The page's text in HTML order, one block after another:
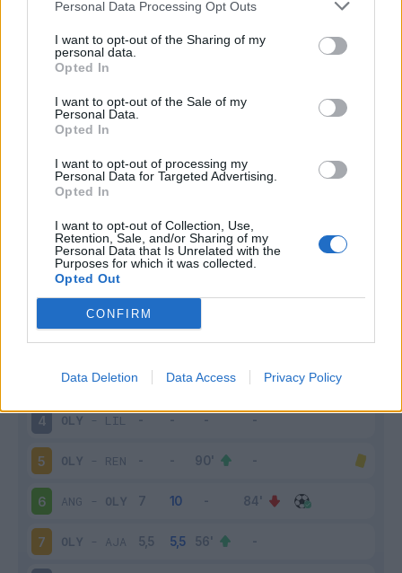
Personal Data Processing Opt Outs
I want to opt-out of the Sharing of my
personal data.
Opted In
I want to opt-out of the Sale of my
Personal Data.
Opted In
I want to opt-out of processing my
Personal Data for Targeted Advertising.
Opted In
I want to opt-out of Collection, Use,
Retention, Sale, and/or Sharing of my
Personal Data that Is Unrelated with the
Purposes for which it was collected.
Opted Out
CONFIRM
Data Deletion Data Access Privacy Policy
23 - 79
Scarica riepilogo
stagionale
Giornata Voto FV Entrato Uscito
1 OLY-NAN
2 NIZ-OLY
AUX-OLY
4 OLY - LIL
5 OLY - REN
6 ANG - OLY
7 OLY - AJA